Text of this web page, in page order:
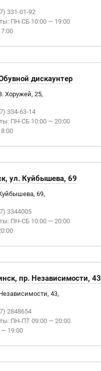
331-01-92
ПН-СБ 10:00 — 19:00
дискаунтер
Хоружей, 25,
334-63-14
ПН-СБ 10:00 — 20:00
ул. Куйбышева, 69
69,
3344005
ПН-СБ 10:00 — 20:00
пр. Независимости, 43
43,
2848654
ПН-ПТ 09:00 — 20:00
19:00